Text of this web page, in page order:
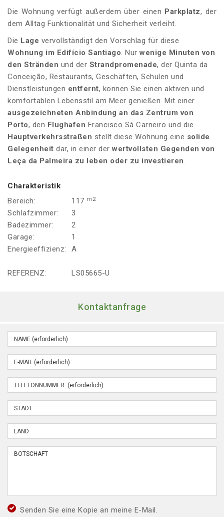
Die Wohnung verfügt außerdem über einen Parkplatz, der
dem Alltag Funktionalität und Sicherheit verleiht.
Die Lage vervollständigt den Vorschlag für diese
Wohnung im Edifício Santiago. Nur wenige Minuten von
den Stränden und der Strandpromenade, der Quinta da
Conceição, Restaurants, Geschäften, Schulen und
Dienstleistungen entfernt, können Sie einen aktiven und
komfortablen Lebensstil am Meer genießen. Mit einer
ausgezeichneten Anbindung an das Zentrum von
Porto, den Flughafen Francisco Sá Carneiro und die
Hauptverkehrsstraßen stellt diese Wohnung eine solide
Gelegenheit dar, in einer der wertvollsten Gegenden von
Leça da Palmeira zu leben oder zu investieren.
Charakteristik
Bereich:
117 m2
Schlafzimmer:
3
Badezimmer:
2
Garage:
1
Energieeffizienz:
A
REFERENZ: LS05665-U
Kontaktanfrage
Senden Sie eine Kopie an meine E-Mail.